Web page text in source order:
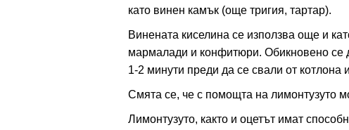
като винен камък (още тригия, тартар).
Винената киселина се използва още и
мармалади и конфитюри. Обикновено се
1-2 минути преди да се свали от котлона
Смята се, че с помощта на лимонтузуто
Лимонтузуто, както и оцетът имат